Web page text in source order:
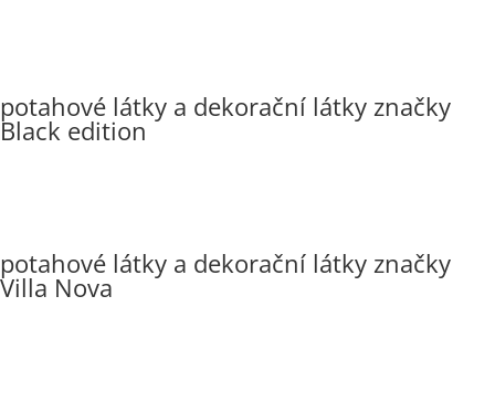
potahové látky a dekorační látky značky
Black edition
potahové látky a dekorační látky značky
Villa Nova